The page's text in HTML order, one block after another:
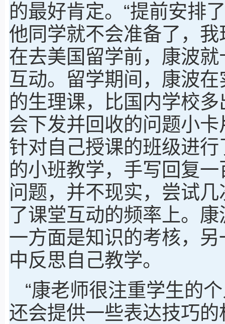
的最好肯定。“提前安排
他同学就不会准备了，
在去美国留学前，康波
互动。留学期间，康波
的生理课，比国内学校
会下发并回收的问题小
针对自己授课的班级进
的小班教学，手写回复
问题，并不现实，尝试
了课堂互动的频率上。
一方面是知识的考核，
中反思自己教学。
“康老师很注重学生的
还会提供一些表达技巧